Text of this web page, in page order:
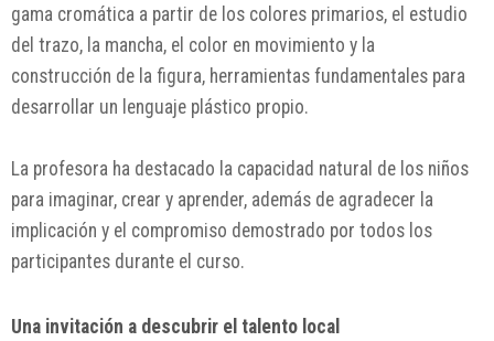
gama cromática a partir de los colores primarios, el estudio
del trazo, la mancha, el color en movimiento y la
construcción de la figura, herramientas fundamentales para
desarrollar un lenguaje plástico propio.
La profesora ha destacado la capacidad natural de los niños
para imaginar, crear y aprender, además de agradecer la
implicación y el compromiso demostrado por todos los
participantes durante el curso.
Una invitación a descubrir el talento local